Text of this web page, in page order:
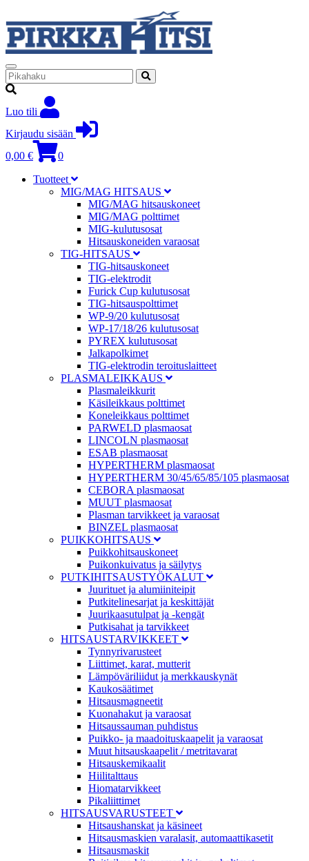
Luo tili
Kirjaudu sisään
0,00 €
0
Tuotteet
MIG/MAG HITSAUS
MIG/MAG hitsauskoneet
MIG/MAG polttimet
MIG-kulutusosat
Hitsauskoneiden varaosat
TIG-HITSAUS
TIG-hitsauskoneet
TIG-elektrodit
Furick Cup kulutusosat
TIG-hitsauspolttimet
WP-9/20 kulutusosat
WP-17/18/26 kulutusosat
PYREX kulutusosat
Jalkapolkimet
TIG-elektrodin teroituslaitteet
PLASMALEIKKAUS
Plasmaleikkurit
Käsileikkaus polttimet
Koneleikkaus polttimet
PARWELD plasmaosat
LINCOLN plasmaosat
ESAB plasmaosat
HYPERTHERM plasmaosat
HYPERTHERM 30/45/65/85/105 plasmaosat
CEBORA plasmaosat
MUUT plasmaosat
Plasman tarvikkeet ja varaosat
BINZEL plasmaosat
PUIKKOHITSAUS
Puikkohitsauskoneet
Puikonkuivatus ja säilytys
PUTKIHITSAUSTYÖKALUT
Juurituet ja alumiiniteipit
Putkitelinesarjat ja keskittäjät
Juurikaasutulpat ja -kengät
Putkisahat ja tarvikkeet
HITSAUSTARVIKKEET
Tynnyrivarusteet
Liittimet, karat, mutterit
Lämpöväriliidut ja merkkauskynät
Kaukosäätimet
Hitsausmagneetit
Kuonahakut ja varaosat
Hitsaussauman puhdistus
Puikko- ja maadoituskaapelit ja varaosat
Muut hitsauskaapelit / metritavarat
Hitsauskemikaalit
Hiilitalttaus
Hiomatarvikkeet
Pikaliittimet
HITSAUSVARUSTEET
Hitsaushanskat ja käsineet
Hitsausmaskien varalasit, automaattikasetit
Hitsausmaskit